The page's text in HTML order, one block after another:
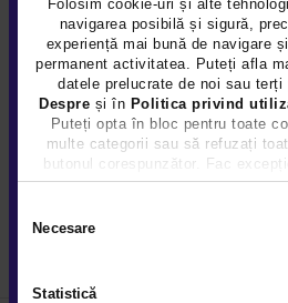
Folosim cookie-uri și alte
navigarea posibilă și sigură,
experiență mai bună de navigare
permanent activitatea. Puteți afla
datele prelucrate de noi sau
Despre și în Politica privind
Puteți opta în bloc pentru toate
multe categorii sau să refuzați
butonul corespunzător. Fac
care sunt activate automat,
Necesare
Statistică
Sunteți de acord să vă contactăm
despre produsele și serviciile Țiriac
aici
Da Nu
Trimite